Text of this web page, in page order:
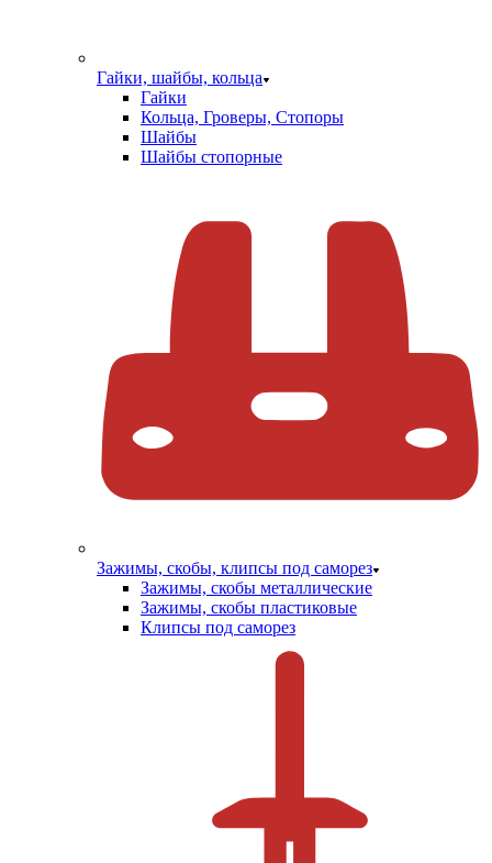
Гайки, шайбы, кольца
Гайки
Кольца, Гроверы, Стопоры
Шайбы
Шайбы стопорные
Зажимы, скобы, клипсы под саморез
Зажимы, скобы металлические
Зажимы, скобы пластиковые
Клипсы под саморез